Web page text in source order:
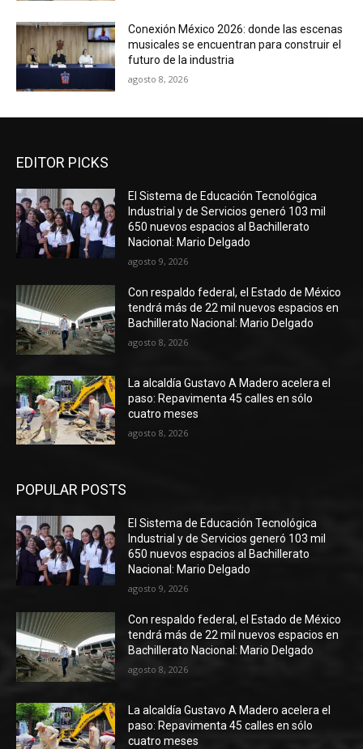
Conexión México 2026: donde las escenas
musicales se encuentran para construir el
futuro de la industria
agosto 8, 2026
EDITOR PICKS
El Sistema de Educación Tecnológica
Industrial y de Servicios generó 103 mil
650 nuevos espacios al Bachillerato
Nacional: Mario Delgado
agosto 9, 2026
Con respaldo federal, el Estado de México
tendrá más de 22 mil nuevos espacios en
Bachillerato Nacional: Mario Delgado
agosto 8, 2026
La alcaldía Gustavo A Madero acelera el
paso: Repavimenta 45 calles en sólo
cuatro meses
agosto 8, 2026
POPULAR POSTS
El Sistema de Educación Tecnológica
Industrial y de Servicios generó 103 mil
650 nuevos espacios al Bachillerato
Nacional: Mario Delgado
agosto 9, 2026
Con respaldo federal, el Estado de México
tendrá más de 22 mil nuevos espacios en
Bachillerato Nacional: Mario Delgado
agosto 8, 2026
La alcaldía Gustavo A Madero acelera el
paso: Repavimenta 45 calles en sólo
cuatro meses